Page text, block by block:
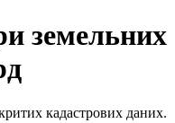
земельних
кадастрових даних.